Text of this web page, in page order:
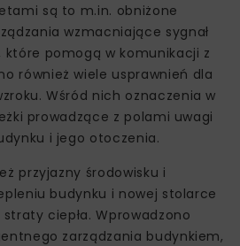
są to m.in. obniżone
wzmacniające sygnał
które pomogą w komunikacji z
również wiele usprawnień dla
Wśród nich oznaczenia w
prowadzące z polami uwagi
i jego otoczenia.
przyjazny środowisku i
budynku i nowej stolarce
ciepła. Wprowadzono
zarządzania budynkiem,